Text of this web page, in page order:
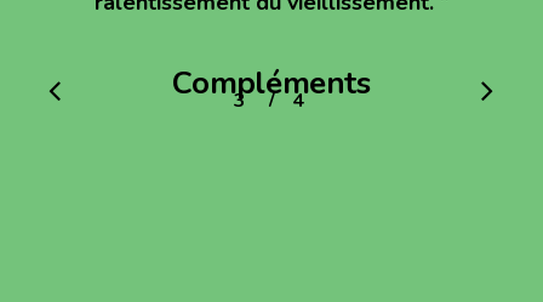
Compléments
alimentaires
1 2 3 4/ 4